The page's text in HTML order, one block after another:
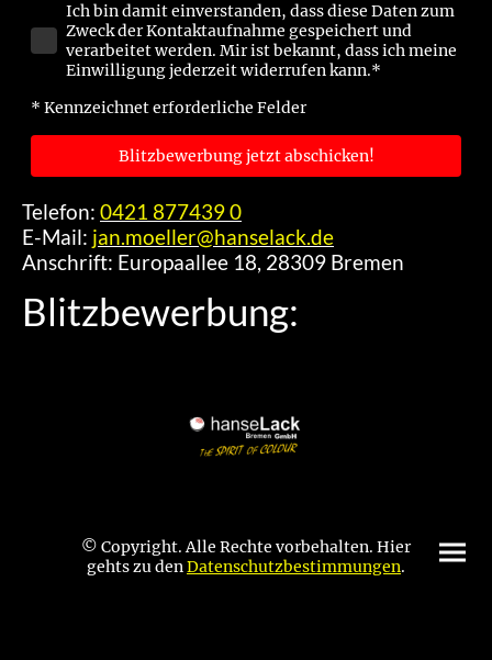
Ich bin damit einverstanden, dass diese Daten zum
Zweck der Kontaktaufnahme gespeichert und
verarbeitet werden. Mir ist bekannt, dass ich meine
Einwilligung jederzeit widerrufen kann.*
* Kennzeichnet erforderliche Felder
Blitzbewerbung jetzt abschicken!
Telefon: 0421 877439 0
E-Mail: jan.moeller@hanselack.de
Anschrift: Europaallee 18, 28309 Bremen
Blitzbewerbung:
© Copyright. Alle Rechte vorbehalten. Hier
gehts zu denDatenschutzbestimmungen.